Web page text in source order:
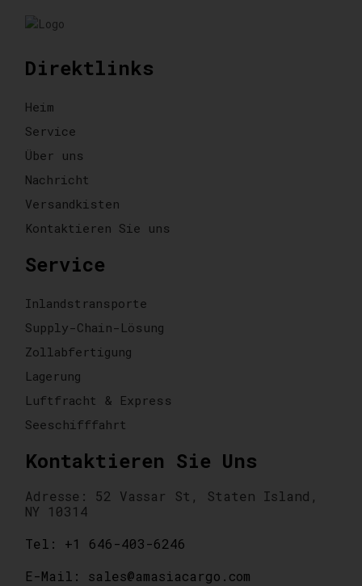
Direktlinks
Heim
Service
Über uns
Nachricht
Versandkisten
Kontaktieren Sie uns
Service
Inlandstransporte
Supply-Chain-Lösung
Zollabfertigung
Lagerung
Luftfracht & Express
Seeschifffahrt
Kontaktieren Sie Uns
Adresse: 52 Vassar St, Staten Island,
NY 10314
Tel: +1 646-403-6246
E-Mail: sales@amasiacargo.com